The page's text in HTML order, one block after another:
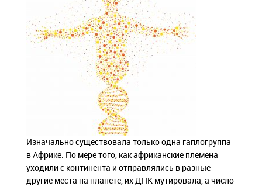
Изначально существовала только одна гаплогруппа
в Африке. По мере того, как африканские племена
уходили с континента и отправлялись в разные
другие места на планете, их ДНК мутировала, а число